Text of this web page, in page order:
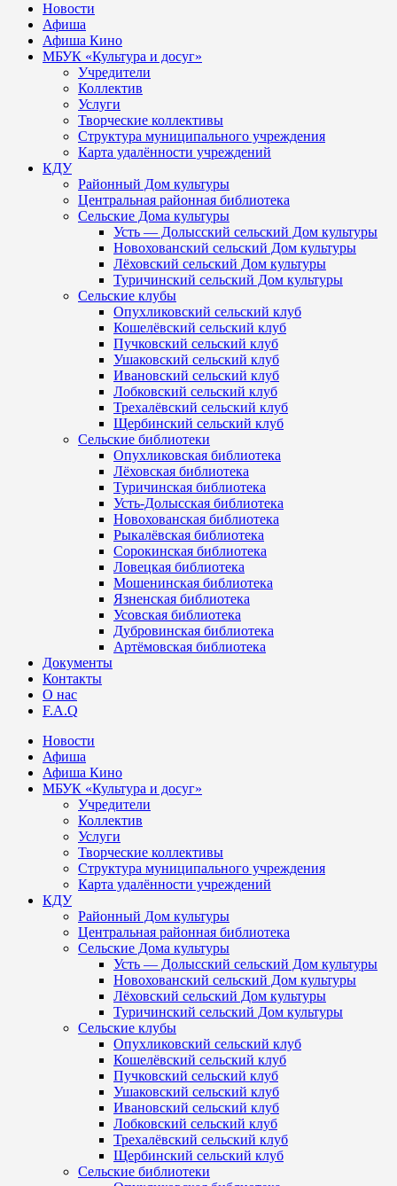
Новости
Афиша
Афиша Кино
МБУК «Культура и досуг»
Учредители
Коллектив
Услуги
Творческие коллективы
Структура муниципального учреждения
Карта удалённости учреждений
КДУ
Районный Дом культуры
Центральная районная библиотека
Сельские Дома культуры
Усть — Долысский сельский Дом культуры
Новохованский сельский Дом культуры
Лёховский сельский Дом культуры
Туричинский сельский Дом культуры
Сельские клубы
Опухликовский сельский клуб
Кошелёвский сельский клуб
Пучковский сельский клуб
Ушаковский сельский клуб
Ивановский сельский клуб
Лобковский сельский клуб
Трехалёвский сельский клуб
Щербинский сельский клуб
Сельские библиотеки
Опухликовская библиотека
Лёховская библиотека
Туричинская библиотека
Усть-Долысская библиотека
Новохованская библиотека
Рыкалёвская библиотека
Сорокинская библиотека
Ловецкая библиотека
Мошенинская библиотека
Язненская библиотека
Усовская библиотека
Дубровинская библиотека
Артёмовская библиотека
Документы
Контакты
О нас
F.A.Q
Новости
Афиша
Афиша Кино
МБУК «Культура и досуг»
Учредители
Коллектив
Услуги
Творческие коллективы
Структура муниципального учреждения
Карта удалённости учреждений
КДУ
Районный Дом культуры
Центральная районная библиотека
Сельские Дома культуры
Усть — Долысский сельский Дом культуры
Новохованский сельский Дом культуры
Лёховский сельский Дом культуры
Туричинский сельский Дом культуры
Сельские клубы
Опухликовский сельский клуб
Кошелёвский сельский клуб
Пучковский сельский клуб
Ушаковский сельский клуб
Ивановский сельский клуб
Лобковский сельский клуб
Трехалёвский сельский клуб
Щербинский сельский клуб
Сельские библиотеки